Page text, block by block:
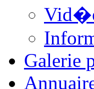
Galerie